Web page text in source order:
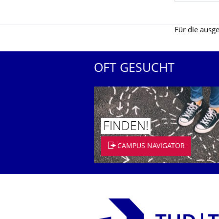
Für die
OFT GESUCHT
FINDEN!
CAMPUS NAVIGATOR